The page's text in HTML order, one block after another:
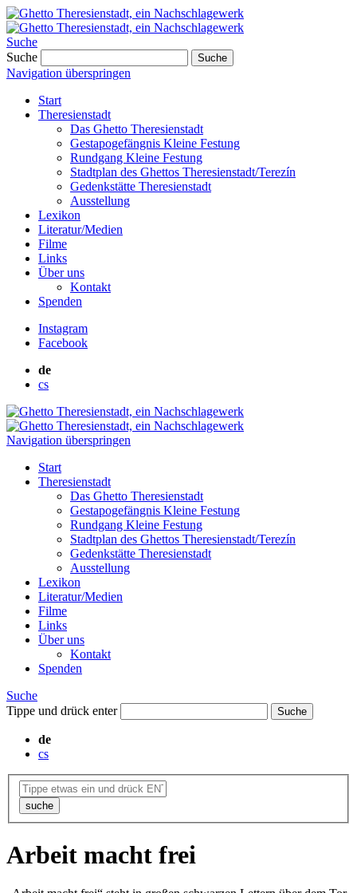
Suche
Suche
Suche
Navigation überspringen
Start
Theresienstadt
Das Ghetto Theresienstadt
Gestapogefängnis Kleine Festung
Rundgang Kleine Festung
Stadtplan des Ghettos Theresienstadt/Terezín
Gedenkstätte Theresienstadt
Ausstellung
Lexikon
Literatur/Medien
Filme
Links
Über uns
Kontakt
Spenden
Instagram
Facebook
de
cs
Navigation überspringen
Start
Theresienstadt
Das Ghetto Theresienstadt
Gestapogefängnis Kleine Festung
Rundgang Kleine Festung
Stadtplan des Ghettos Theresienstadt/Terezín
Gedenkstätte Theresienstadt
Ausstellung
Lexikon
Literatur/Medien
Filme
Links
Über uns
Kontakt
Spenden
Suche
Tippe und drück enter
Suche
de
cs
suche
Arbeit macht frei